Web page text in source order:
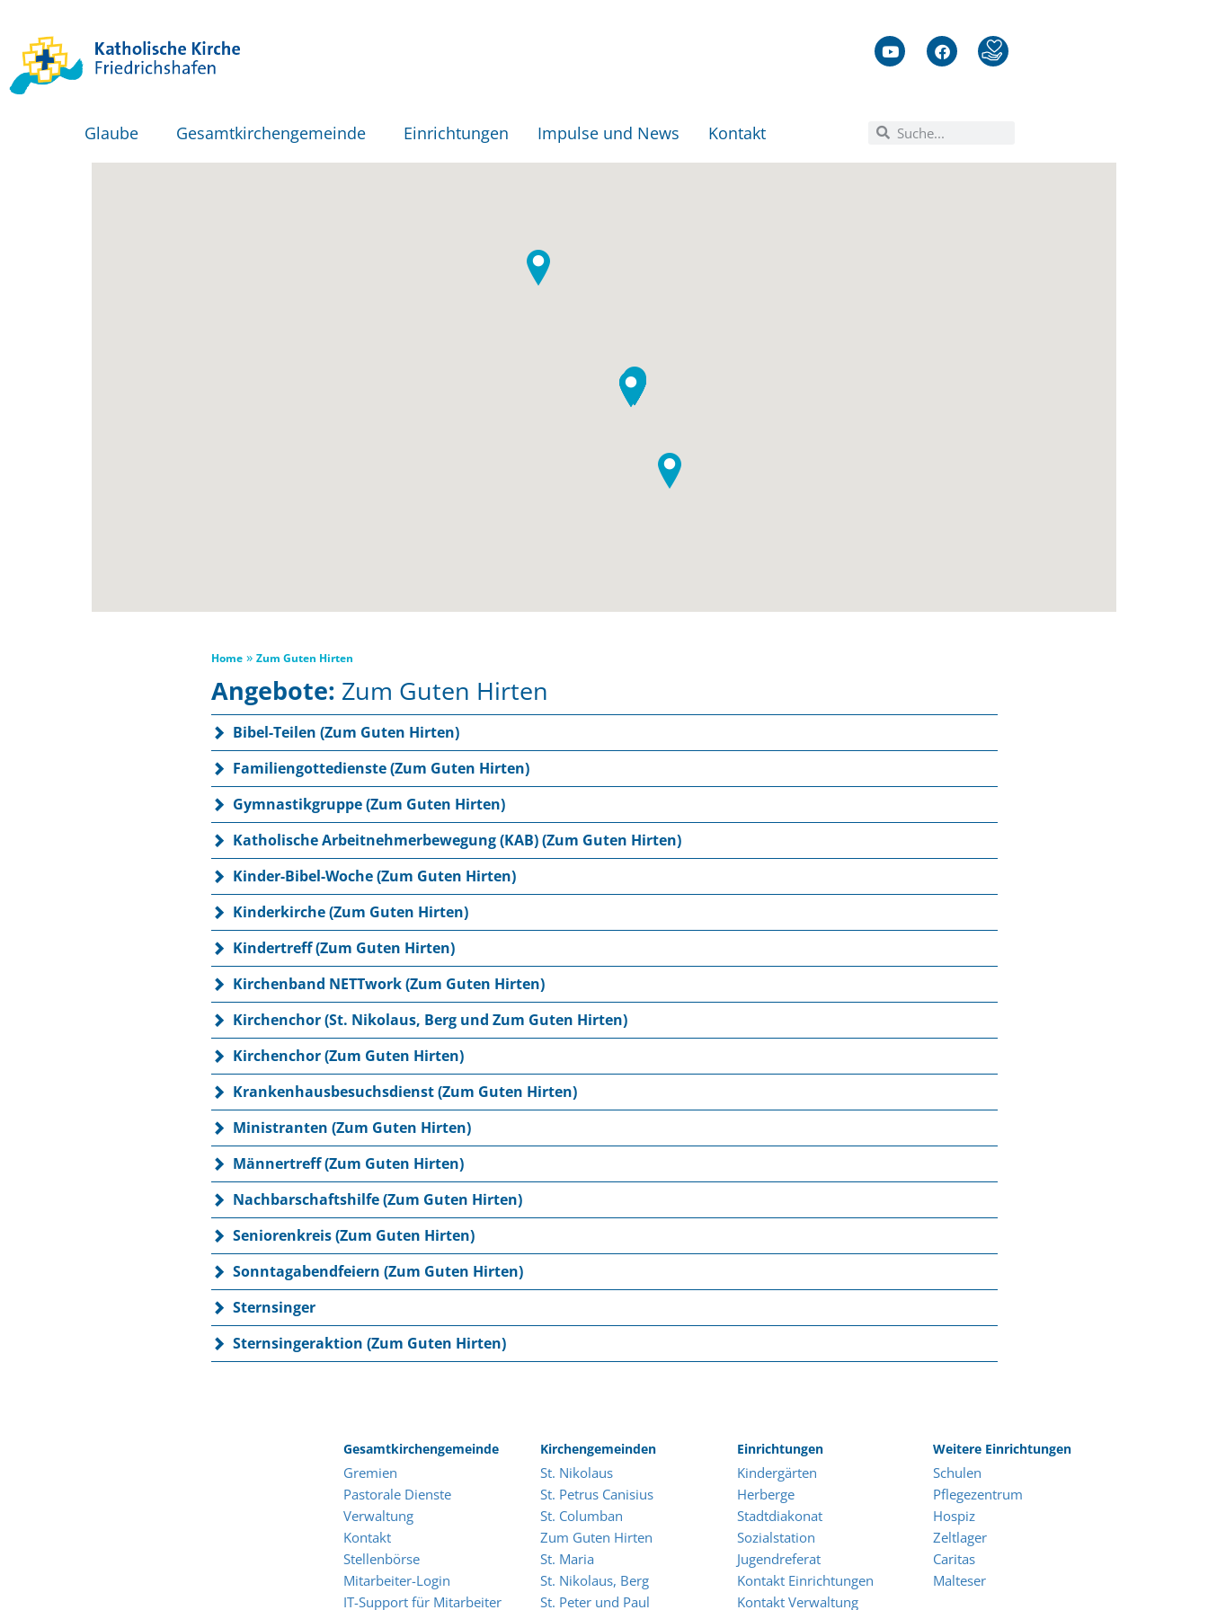
Glaube Gesamtkirchengemeinde Einrichtungen Impulse und News Kontakt
Home» Zum Guten Hirten
Angebote: Zum Guten Hirten
Bibel-Teilen (Zum Guten Hirten)
Familiengottedienste (Zum Guten Hirten)
Gymnastikgruppe (Zum Guten Hirten)
Katholische Arbeitnehmerbewegung (KAB) (Zum Guten Hirten)
Kinder-Bibel-Woche (Zum Guten Hirten)
Kinderkirche (Zum Guten Hirten)
Kindertreff (Zum Guten Hirten)
Kirchenband NETTwork (Zum Guten Hirten)
Kirchenchor (St. Nikolaus, Berg und Zum Guten Hirten)
Kirchenchor (Zum Guten Hirten)
Krankenhausbesuchsdienst (Zum Guten Hirten)
Ministranten (Zum Guten Hirten)
Männertreff (Zum Guten Hirten)
Nachbarschaftshilfe (Zum Guten Hirten)
Seniorenkreis (Zum Guten Hirten)
Sonntagabendfeiern (Zum Guten Hirten)
Sternsinger
Sternsingeraktion (Zum Guten Hirten)
Gesamtkirchengemeinde
Gremien
Pastorale Dienste
Verwaltung
Kontakt
Stellenbörse
Mitarbeiter-Login
IT-Support für Mitarbeiter
Kirchengemeinden
St. Nikolaus
St. Petrus Canisius
St. Columban
Zum Guten Hirten
St. Maria
St. Nikolaus, Berg
St. Peter und Paul
Einrichtungen
Kindergärten
Herberge
Stadtdiakonat
Sozialstation
Jugendreferat
Kontakt Einrichtungen
Kontakt Verwaltung
Weitere Einrichtungen
Schulen
Pflegezentrum
Hospiz
Zeltlager
Caritas
Malteser